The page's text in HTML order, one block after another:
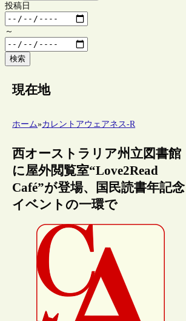
投稿日
～
検索
現在地
ホーム»カレントアウェアネス-R
西オーストラリア州立図書館
に屋外閲覧室“Love2Read
Café”が登場、国民読書年記念
イベントの一環で